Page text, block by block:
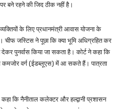
बने रहने की जिद ठीक नहीं है।
के लिए प्रधानमंत्री आवास योजना के
चीफ जस्टिस ने पूछा कि क्या भूमि अधिग्रहित कर
पुनर्वास किया जा सकता है। कोर्ट ने कहा कि
कमजोर वर्ग (ईडब्लूएस) में आ सकते हैं। पात्रता
कहा कि नैनीताल कलेक्टर और हल्द्वानी प्रशासन